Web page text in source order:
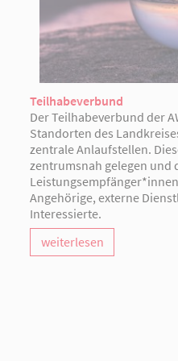
Teilhabeverbund
Der Teilhabeverbund der
Standorten des
zentrale Anlaufstellen.
zentrumsnah gelegen und
Angehörige, externe
Interessierte.
weiterlesen